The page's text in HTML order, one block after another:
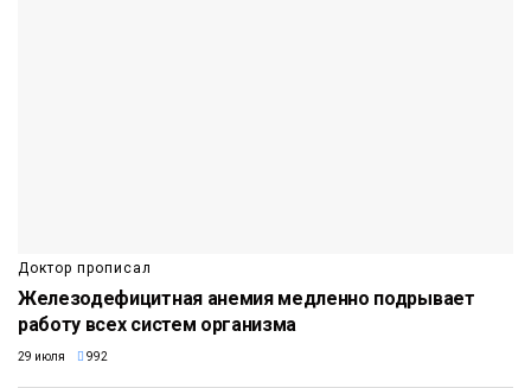
Доктор прописал
Железодефицитная анемия медленно подрывает
работу всех систем организма
29 июля 992